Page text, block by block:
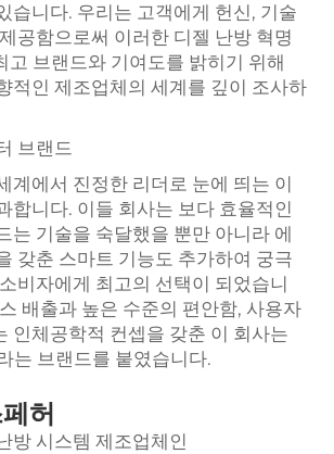
습니다. 우리는 고객에게 헌신, 기술
공함으로써 이러한 디젤 난방 혁명
고 브랜드와 기여도를 밝히기 위해
적인 제조업체의 세계를 깊이 조사하
브랜드
계에서 진정한 리더로 눈에 띄는 이
합니다. 이들 회사는 보다 효율적인
는 기술을 숙달했을 뿐만 아니라 에
갖춘 스마트 기능도 추가하여 궁극
비자에게 최고의 선택이 되었습니
배출과 높은 수준의 편안함, 사용자
인체공학적 컨셉을 갖춘 이 회사는
는 브랜드를 붙였습니다.
허
방 시스템 제조업체인